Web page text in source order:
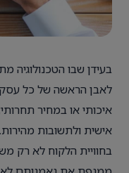
בעידן שבו
לאבן הראשה של כל
איכותי או במחיר
אישית ולתשובות
בחוויית הלקוח לא רק